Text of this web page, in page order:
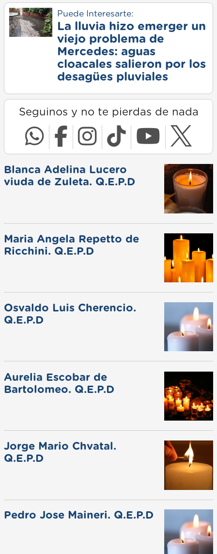
Puede Interesarte:
La lluvia hizo emerger un
viejo problema de
Mercedes: aguas
cloacales salieron por los
desagües pluviales
Seguinos y no te pierdas de nada
Blanca Adelina Lucero
viuda de Zuleta. Q.E.P.D
Maria Angela Repetto de
Ricchini. Q.E.P.D
Osvaldo Luis Cherencio.
Q.E.P.D
Aurelia Escobar de
Bartolomeo. Q.E.P.D
Jorge Mario Chvatal.
Q.E.P.D
Pedro Jose Maineri. Q.E.P.D